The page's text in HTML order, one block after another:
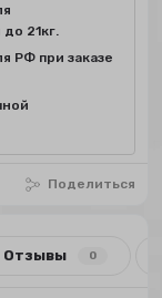
Поделиться
21кг.
РФ при заказе
Отзывы 0